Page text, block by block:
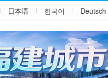
日本语 한국어 Deutsch